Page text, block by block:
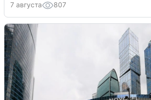
7 августа 807